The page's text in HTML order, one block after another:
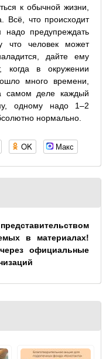
к обычной жизни,
Всё, что происходит
предупреждать
что человек может
дайте ему
в окружении
много времени,
самом деле каждый
одному надо 1–2
нормально.
OK Макс
в материалах!
официальные